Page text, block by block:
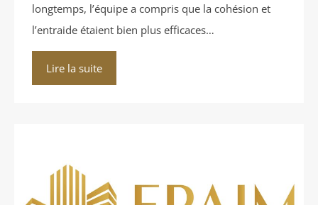
longtemps, l’équipe a compris que la cohésion et
l’entraide étaient bien plus efficaces…
Lire la suite